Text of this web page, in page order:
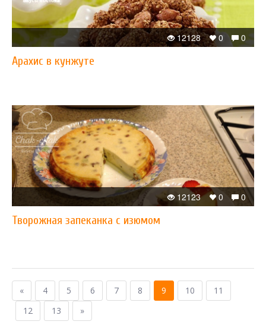
0
0
12128
Арахис в кунжуте
0
0
12123
Творожная запеканка с изюмом
« 4 5 6 7 8 9 10
11
12
13 »